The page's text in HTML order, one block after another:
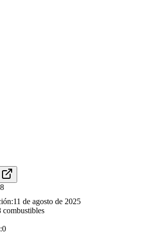
11 de agosto de 2025
combustibles
0